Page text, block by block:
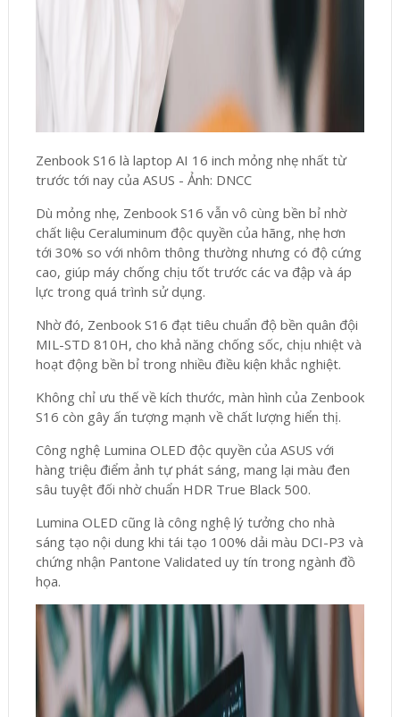
Zenbook S16 là laptop AI 16 inch mỏng nhẹ nhất từ
trước tới nay của ASUS - Ảnh: DNCC
Dù mỏng nhẹ, Zenbook S16 vẫn vô cùng bền bỉ nhờ
chất liệu Ceraluminum độc quyền của hãng, nhẹ hơn
tới 30% so với nhôm thông thường nhưng có độ cứng
cao, giúp máy chống chịu tốt trước các va đập và áp
lực trong quá trình sử dụng.
Nhờ đó, Zenbook S16 đạt tiêu chuẩn độ bền quân đội
MIL-STD 810H, cho khả năng chống sốc, chịu nhiệt và
hoạt động bền bỉ trong nhiều điều kiện khắc nghiệt.
Không chỉ ưu thế về kích thước, màn hình của Zenbook
S16 còn gây ấn tượng mạnh về chất lượng hiển thị.
Công nghệ Lumina OLED độc quyền của ASUS với
hàng triệu điểm ảnh tự phát sáng, mang lại màu đen
sâu tuyệt đối nhờ chuẩn HDR True Black 500.
Lumina OLED cũng là công nghệ lý tưởng cho nhà
sáng tạo nội dung khi tái tạo 100% dải màu DCI-P3 và
chứng nhận Pantone Validated uy tín trong ngành đồ
họa.